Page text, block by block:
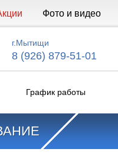
Фото и видео
г.Мытищи
8 (926) 879-51-01
График работы